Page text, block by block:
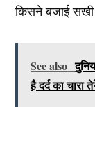
किसने बजाई सखी
See also
है दर्द का